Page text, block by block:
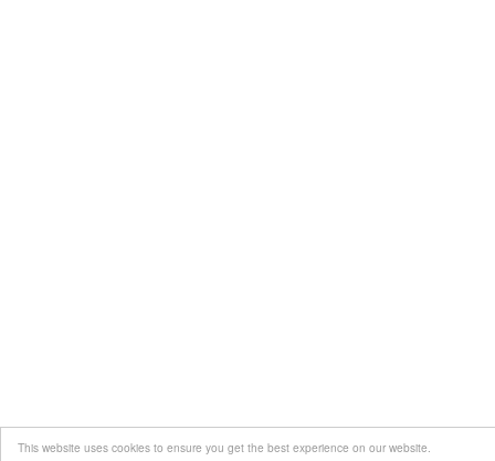
This website uses cookies to ensure you get the best experience on our website.